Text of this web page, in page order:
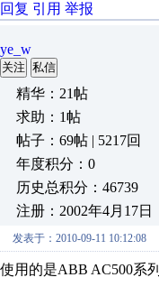
回复 引用 举报
ye_w
关注 私信
精华：21帖
求助：1帖
帖子：69帖 | 5217回
年度积分：0
历史总积分：46739
注册：2002年4月17日
发表于：2010-09-11 10:12:08
使用的是ABB AC500系